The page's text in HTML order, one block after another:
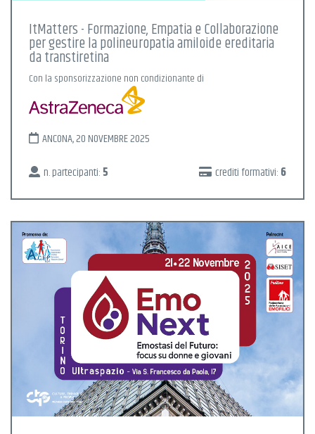
ItMatters - Formazione, Empatia e Collaborazione
per gestire la polineuropatia amiloide ereditaria
da transtiretina
Con la sponsorizzazione non condizionante di
ANCONA, 20 NOVEMBRE 2025
n. partecipanti: 5 crediti formativi: 6